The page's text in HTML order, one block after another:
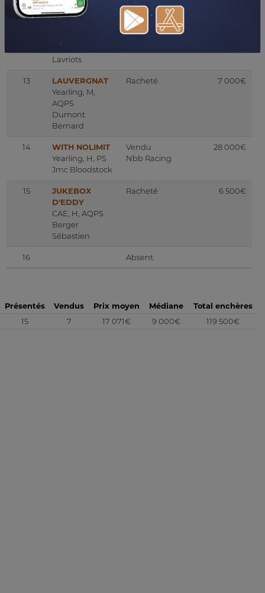
12
LAUGUSTO
Lavriots
Racheté
13
LAUVERGNAT
Yearling, M,
AQPS
Dumont
Bernard
Racheté 7 000€
14
WITH NOLIMIT
Yearling, H, PS
Jmc Bloodstock
Vendu
Nbb Racing
28 000€
15
JUKEBOX
D'EDDY
CAE, H, AQPS
Berger
Sébastien
Racheté 6 500€
16 Absent
Présentés Vendus Prix moyen Médiane
Total enchères
15
7 17 071€ 9 000€ 119 500€